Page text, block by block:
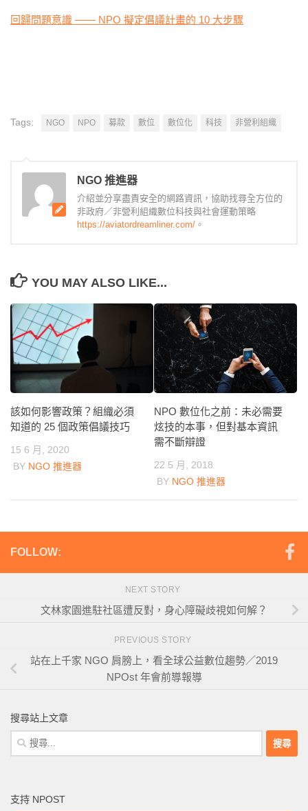
回歸問題意識 —— NPO 擬定倡議計畫的 10 大步驟
Tags: NGO NPO 募款 數位 數位化 科技 非營利組織
NGO 推進器
介紹並分享盡責安全的網路資訊，協助找尋全方位的
非政府／非營利組織數位科技與社會運動策略
https://aviatordreamliner.com/ 。
YOU MAY ALSO LIKE...
該如何影響政策？組織必須
知道的 25 個政策倡議技巧
15 6 月, 2020
BY NGO 推進器
NPO 數位化之前：未必需要
炫技的本事，但對基本資訊
需不斷辯證
22 5 月, 2018
BY NGO 推進器
FOLLOW:
NEXT STORY
文林家園進駐社區遭反對，身心障礙歧視如何解？
PREVIOUS STORY
站在上千家 NGO 肩膀上，看全球公益數位趨勢／2019
NPOst 年會前導報導
搜尋站上文章
搜
尋
字:
支持 NPOST